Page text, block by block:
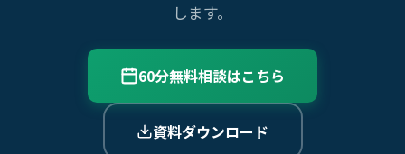
します。
60分無料相談はこちら
資料ダウンロード